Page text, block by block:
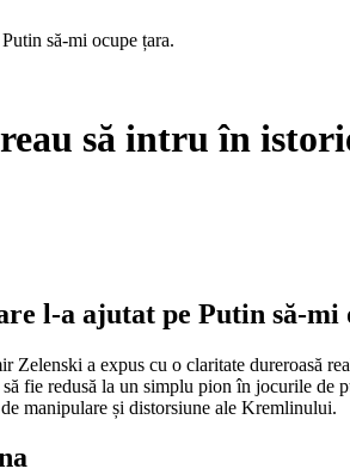
să-mi ocupe țara.
să intru în
l-a ajutat pe Putin să-mi
a expus cu o claritate dureroasă
fie redusă la un simplu pion în jocurile
manipulare și distorsiune ale Kremlinului.